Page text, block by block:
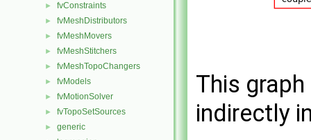
► fvConstraints
► fvMeshDistributors
► fvMeshMovers
► fvMeshStitchers
► fvMeshTopoChangers
► fvModels
► fvMotionSolver
► fvTopoSetSources
► generic
This
indirectly